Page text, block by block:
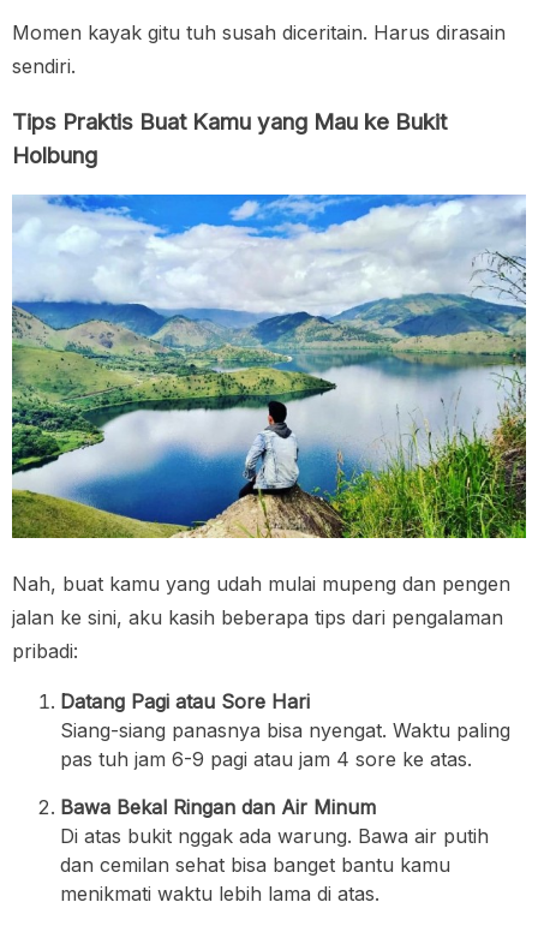
Momen kayak gitu tuh susah diceritain. Harus dirasain
sendiri.
Tips Praktis Buat Kamu yang Mau ke Bukit
Holbung
Nah, buat kamu yang udah mulai mupeng dan pengen
jalan ke sini, aku kasih beberapa tips dari pengalaman
pribadi:
Datang Pagi atau Sore Hari
Siang-siang panasnya bisa nyengat. Waktu paling
pas tuh jam 6-9 pagi atau jam 4 sore ke atas.
Bawa Bekal Ringan dan Air Minum
Di atas bukit nggak ada warung. Bawa air putih
dan cemilan sehat bisa banget bantu kamu
menikmati waktu lebih lama di atas.